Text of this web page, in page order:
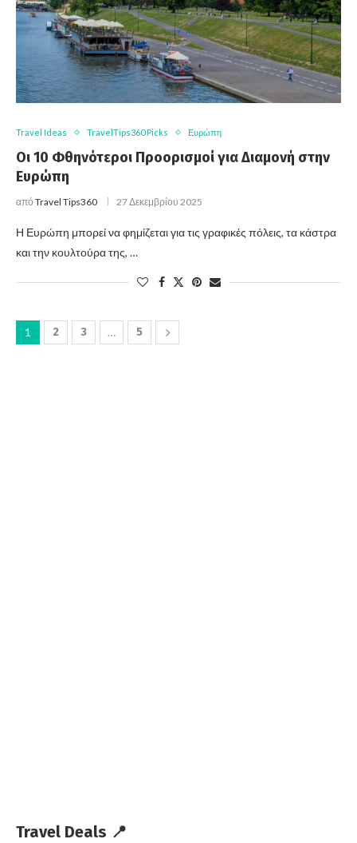
Travel Ideas TravelTips360 Picks Ευρώπη
Οι 10 Φθηνότεροι Προορισμοί για Διαμονή στην
Ευρώπη
από Travel Tips360 27 Δεκεμβρίου 2025
Η Ευρώπη μπορεί να φημίζεται για τις γραφικές πόλεις, τα κάστρα
και την κουλτούρα της, …
1 2 3 … 5
Travel Deals 📍